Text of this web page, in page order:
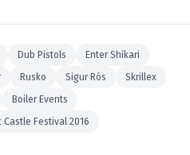
Dub Pistols
Enter Shikari
Rusko Sigur Rós
Skrillex
Boiler Events
Castle Festival 2016